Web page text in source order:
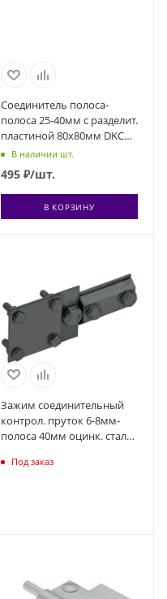
Соединитель полоса-
полоса 25-40мм с разделит.
пластиной 80х80мм DKC
NG3105
В наличии шт.
495₽/шт.
В КОРЗИНУ
Зажим соединительный
контрол. пруток 6-8мм-
полоса 40мм оцинк. сталь
Под заказ